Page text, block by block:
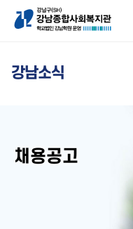
강남소식
채용공고